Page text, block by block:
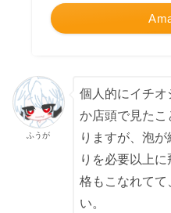
ふうが
個人的にイチ
か店頭で見たこ
りますが、泡
りを必要以上
格もこなれてて
い。